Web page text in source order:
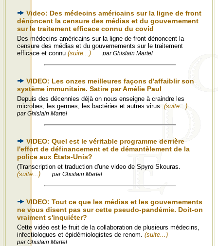
Video: Des médecins américains sur la ligne de front
dénoncent la censure des médias et du gouvernement
sur le traitement efficace connu du covid
Des médecins américains sur la ligne de front dénoncent la
censure des médias et du gouvernements sur le traitement
efficace et connu (suite...) par Ghislain Martel
VIDEO: Les onzes meilleures façons d'affaiblir son
système immunitaire. Satire par Amélie Paul
Depuis des décennies déjà on nous enseigne à craindre les
microbes, les germes, les bactéries et autres virus. (suite...)
par Ghislain Martel
VIDEO: Quel est le véritable programme derrière
l'effort de définancement et de démantèlement de la
police aux États-Unis?
(Transcription et traduction d'une video de Spyro Skouras.
(suite...)
par Ghislain Martel
VIDEO: Tout ce que les médias et les gouvernements
ne vous disent pas sur cette pseudo-pandémie. Doit-on
vraiment s'inquiéter?
Cette vidéo est le fruit de la collaboration de plusieurs médecins,
infectiologues et épidémiologistes de renom. (suite...)
par Ghislain Martel